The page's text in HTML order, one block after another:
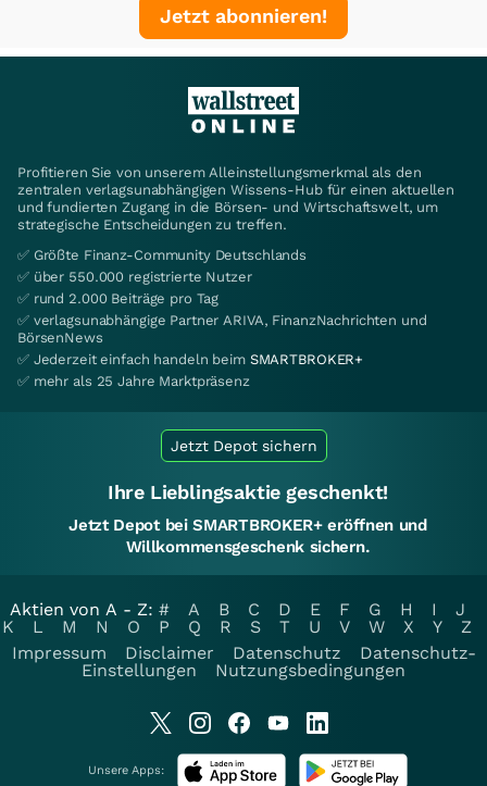
Jetzt abonnieren!
Profitieren Sie von unserem Alleinstellungsmerkmal als den
zentralen verlagsunabhängigen Wissens-Hub für einen aktuellen
und fundierten Zugang in die Börsen- und Wirtschaftswelt, um
strategische Entscheidungen zu treffen.
✅ Größte Finanz-Community Deutschlands
✅ über 550.000 registrierte Nutzer
✅ rund 2.000 Beiträge pro Tag
✅ verlagsunabhängige Partner ARIVA, FinanzNachrichten und
BörsenNews
✅ Jederzeit einfach handeln beim SMARTBROKER+
✅ mehr als 25 Jahre Marktpräsenz
Jetzt Depot sichern
Ihre Lieblingsaktie geschenkt!
Jetzt Depot bei SMARTBROKER+ eröffnen und
Willkommensgeschenk sichern.
Aktien von A - Z: # A B C D E F G H I
J
K
L M N O P Q R S T U V W X Y
Z
Impressum
Disclaimer Datenschutz
Datenschutz-
Einstellungen
Nutzungsbedingungen
Unsere Apps: